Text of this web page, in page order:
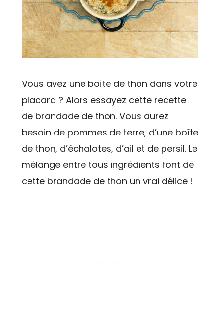
Vous avez une boîte de thon dans votre
placard ? Alors essayez cette recette
de brandade de thon. Vous aurez
besoin de pommes de terre, d’une boîte
de thon, d’échalotes, d’ail et de persil. Le
mélange entre tous ingrédients font de
cette brandade de thon un vrai délice !